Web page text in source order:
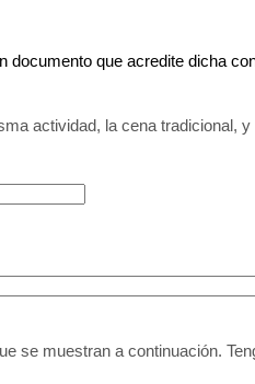
documento que acredite dicha
actividad, la cena tradicional, y
se muestran a continuación.